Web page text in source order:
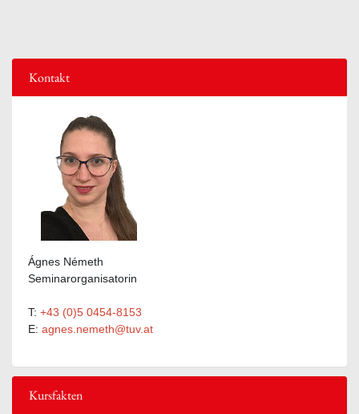
Kontakt
Ágnes Németh
Seminarorganisatorin
T: +43 (0)5 0454-8153
E: agnes.nemeth@tuv.at
Kursfakten